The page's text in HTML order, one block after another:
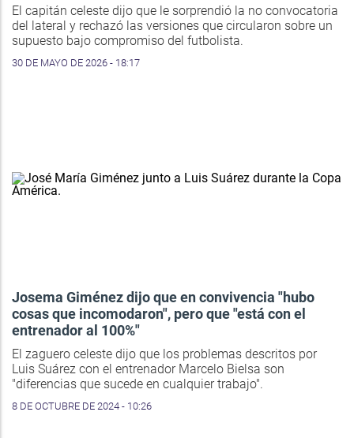
El capitán celeste dijo que le sorprendió la no convocatoria
del lateral y rechazó las versiones que circularon sobre un
supuesto bajo compromiso del futbolista.
30 DE MAYO DE 2026 - 18:17
Josema Giménez dijo que en convivencia "hubo
cosas que incomodaron", pero que "está con el
entrenador al 100%"
El zaguero celeste dijo que los problemas descritos por
Luis Suárez con el entrenador Marcelo Bielsa son
"diferencias que sucede en cualquier trabajo".
8 DE OCTUBRE DE 2024 - 10:26